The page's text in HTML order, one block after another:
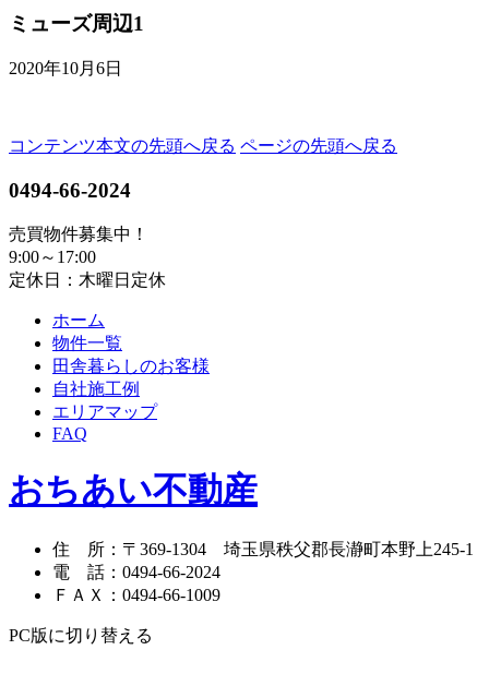
ミューズ周辺1
2020年10月6日
コンテンツ本文の先頭へ戻る ページの先頭へ戻る
0494-66-2024
売買物件募集中！
9:00～17:00
定休日：木曜日定休
ホーム
物件一覧
田舎暮らしのお客様
自社施工例
エリアマップ
FAQ
おちあい不動産
住 所 ： 〒369-1304 埼玉県秩父郡長瀞町本野上245-1
電 話 ： 0494-66-2024
ＦＡＸ
： 0494-66-1009
PC版に切り替える